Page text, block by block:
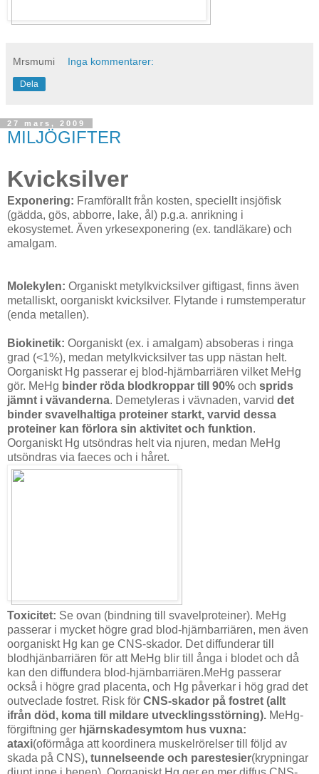
Mrsmumi Inga kommentarer:
Dela
27 mars, 2009
MILJÖGIFTER
Kvicksilver
Exponering: Framförallt från kosten, speciellt insjöfisk
(gädda, gös, abborre, lake, ål) p.g.a. anrikning i
ekosystemet. Även yrkesexponering (ex. tandläkare) och
amalgam.
Molekylen: Organiskt metylkvicksilver giftigast, finns även
metalliskt, oorganiskt kvicksilver. Flytande i rumstemperatur
(enda metallen).
Biokinetik: Oorganiskt (ex. i amalgam) absoberas i ringa
grad (<1%), medan metylkvicksilver tas upp nästan helt.
Oorganiskt Hg passerar ej blod-hjärnbarriären vilket MeHg
gör. MeHg binder röda blodkroppar till 90% och sprids
jämnt i vävanderna. Demetyleras i vävnaden, varvid det
binder svavelhaltiga proteiner starkt, varvid dessa
proteiner kan förlora sin aktivitet och funktion.
Oorganiskt Hg utsöndras helt via njuren, medan MeHg
utsöndras via faeces och i håret.
Toxicitet: Se ovan (bindning till svavelproteiner). MeHg
passerar i mycket högre grad blod-hjärnbarriären, men även
oorganiskt Hg kan ge CNS-skador. Det diffunderar till
blodhjänbarriären för att MeHg blir till ånga i blodet och då
kan den diffundera blod-hjärnbarriären.MeHg passerar
också i högre grad placenta, och Hg påverkar i hög grad det
outveclade fostret. Risk för CNS-skador på fostret (allt
ifrån död, koma till mildare utvecklingsstörning). MeHg-
förgiftning ger hjärnskadesymtom hus vuxna:
ataxi(oförmåga att koordinera muskelrörelser till följd av
skada på CNS), tunnelseende och parestesier(krypningar